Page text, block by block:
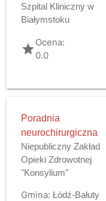
Szpital Kliniczny w
Białymstoku
gradeOcena:
0.0
Poradnia
neurochirurgiczna
Niepubliczny Zakład
Opieki Zdrowotnej
"Konsylium"
Gmina: Łódź-Bałuty